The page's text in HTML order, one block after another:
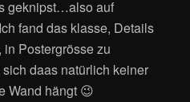
geknipst…also auf
fand das klasse, Details
Postergrösse zu
daas natürlich keiner
Wand hängt 😉